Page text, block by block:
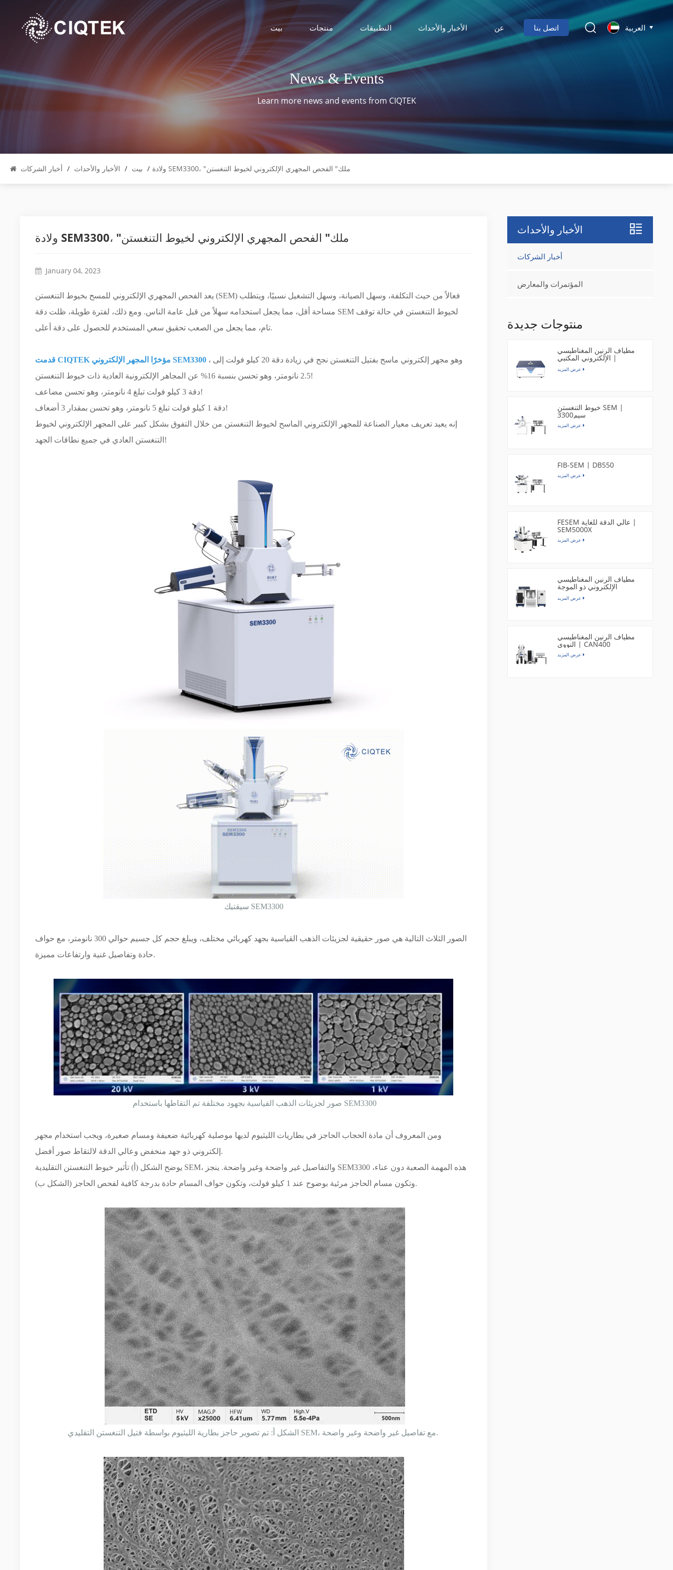
بيت منتجات التطبيقات الأخبار والأحداث عن اتصل بنا العربية
News & Events
Learn more news and events from CIQTEK
بيت / الأخبار والأحداث / أخبار الشركات / ولادة SEM3300، "ملك" الفحص المجهري الإلكتروني لخيوط التنغستن
ولادة SEM3300، "ملك" الفحص المجهري الإلكتروني لخيوط التنغستن
January 04, 2023
يعد الفحص المجهري الإلكتروني للمسح بخيوط التنغستن (SEM) فعالاً من حيث التكلفة، وسهل الصيانة، وسهل التشغيل نسبيًا، ويتطلب
مساحة أقل، مما يجعل استخدامه سهلاً من قبل عامة الناس. ومع ذلك، لفترة طويلة، ظلت دقة SEM لخيوط التنغستن في حالة توقف
تام، مما يجعل من الصعب تحقيق سعي المستخدم للحصول على دقة أعلى.
قدمت CIQTEK مؤخرًا المجهر الإلكتروني SEM3300 ، وهو مجهر إلكتروني ماسح بفتيل التنغستن نجح في زيادة دقة 20 كيلو فولت إلى
2.5 نانومتر، وهو تحسن بنسبة 16% عن المجاهر الإلكترونية العادية ذات خيوط التنغستن!
دقة 3 كيلو فولت تبلغ 4 نانومتر، وهو تحسن مضاعف!
دقة 1 كيلو فولت تبلغ 5 نانومتر، وهو تحسن بمقدار 3 أضعاف!
إنه يعيد تعريف معيار الصناعة للمجهر الإلكتروني الماسح لخيوط التنغستن من خلال التفوق بشكل كبير على المجهر الإلكتروني لخيوط
التنغستن العادي في جميع نطاقات الجهد!
سيقتيك SEM3300
الصور الثلاث التالية هي صور حقيقية لجزيئات الذهب القياسية بجهد كهربائي مختلف، ويبلغ حجم كل جسيم حوالي 300 نانومتر، مع حواف
حادة وتفاصيل غنية وارتفاعات مميزة.
صور لجزيئات الذهب القياسية بجهود مختلفة تم التقاطها باستخدام SEM3300
ومن المعروف أن مادة الحجاب الحاجز في بطاريات الليثيوم لديها موصلية كهربائية ضعيفة ومسام صغيرة، ويجب استخدام مجهر
إلكتروني ذو جهد منخفض وعالي الدقة لالتقاط صور أفضل.
يوضح الشكل (أ) تأثير خيوط التنغستن التقليدية SEM، والتفاصيل غير واضحة وغير واضحة. ينجز SEM3300 هذه المهمة الصعبة دون عناء،
وتكون مسام الحاجز مرئية بوضوح عند 1 كيلو فولت، وتكون حواف المسام حادة بدرجة كافية لفحص الحاجز (الشكل ب).
الشكل أ: تم تصوير حاجز بطارية الليثيوم بواسطة فتيل التنغستن التقليدي SEM، مع تفاصيل غير واضحة وغير واضحة.
الأخبار والأحداث
أخبار الشركات
المؤتمرات والمعارض
منتوجات جديدة
مطياف الرنين المغناطيسي
الإلكتروني المكتبي |
EPR200M
عرض المزيد
خيوط التنغستن SEM |
سيم3300
عرض المزيد
FIB-SEM | DB550
عرض المزيد
FESEM عالي الدقة للغاية |
SEM5000X
عرض المزيد
مطياف الرنين المغناطيسي
الإلكتروني ذو الموجة
المستمرة بنطاق X | EPR300 عرض المزيد
مطياف الرنين المغناطيسي
النووي | CAN400
عرض المزيد